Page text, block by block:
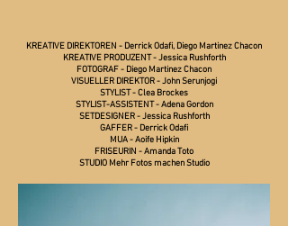
KREATIVE DIREKTOREN - Derrick Odafi, Diego Martinez Chacon
KREATIVE PRODUZENT - Jessica Rushforth
FOTOGRAF - Diego Martinez Chacon
VISUELLER DIREKTOR - John Serunjogi
STYLIST - Clea Brockes
STYLIST-ASSISTENT - Adena Gordon
SETDESIGNER - Jessica Rushforth
GAFFER - Derrick Odafi
MUA - Aoife Hipkin
FRISEURIN - Amanda Toto
STUDIO Mehr Fotos machen Studio